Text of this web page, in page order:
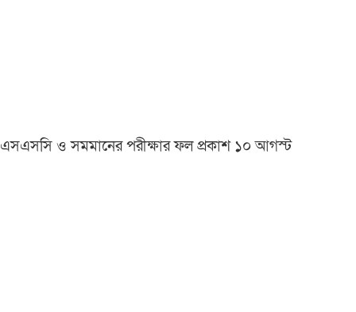
এসএসসি ও সমমানের পরীক্ষার ফল প্রকাশ ১০ আগস্ট